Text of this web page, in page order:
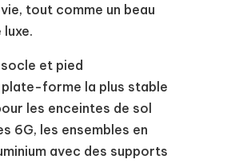
tout comme un beau
luxe.
et pied
forme la plus stable
les enceintes de sol
6G, les ensembles en
avec des supports